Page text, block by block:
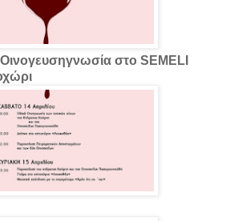
στο SEMELI